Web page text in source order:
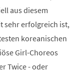
aus diesem
sehr erfolgreich ist,
koreanischen
Girl-Choreos
Twice - oder